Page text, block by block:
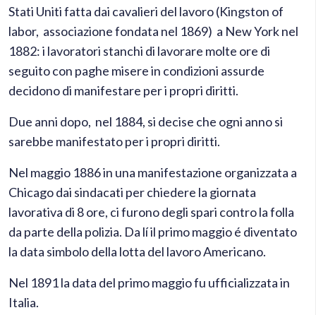
Stati Uniti fatta dai cavalieri del lavoro (Kingston of
labor, associazione fondata nel 1869) a New York nel
1882: i lavoratori stanchi di lavorare molte ore di
seguito con paghe misere in condizioni assurde
decidono di manifestare per i propri diritti.
Due anni dopo, nel 1884, si decise che ogni anno si
sarebbe manifestato per i propri diritti.
Nel maggio 1886 in una manifestazione organizzata a
Chicago dai sindacati per chiedere la giornata
lavorativa di 8 ore, ci furono degli spari contro la folla
da parte della polizia. Da lí il primo maggio é diventato
la data simbolo della lotta del lavoro Americano.
Nel 1891 la data del primo maggio fu ufficializzata in
Italia.